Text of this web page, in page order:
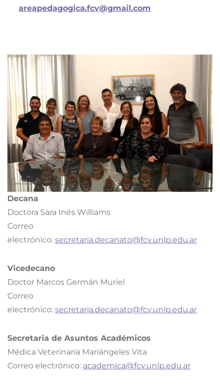
areapedagogica.fcv@gmail.com
Decana
Doctora Sara Inés Williams
Correo
electrónico: secretaria.decanato@fcv.unlp.edu.ar
Vicedecano
Doctor Marcos Germán Muriel
Correo
electrónico: secretaria.decanato@fcv.unlp.edu.ar
Secretaria de Asuntos Académicos
Médica Veterinaria Mariángeles Vita
Correo electrónico: academica@fcv.unlp.edu.ar